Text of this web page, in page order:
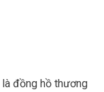
là đồng hồ thương